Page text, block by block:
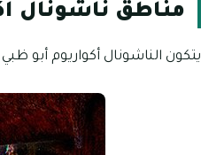
مناطق ناشونال
يتكون الناشونال أكواريوم أبو